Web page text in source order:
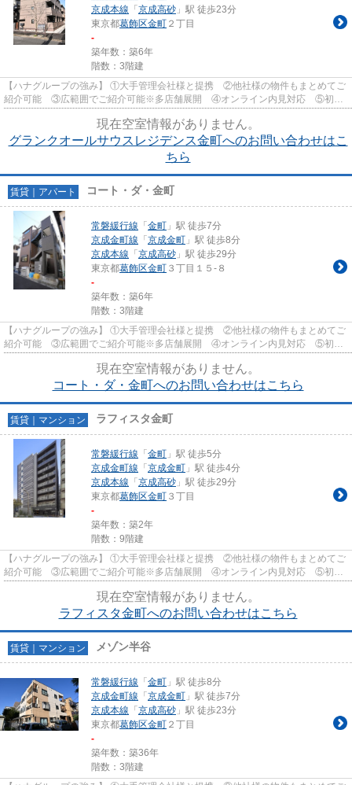
京成本線 「 京成高砂 」駅 徒歩23分
東京都葛飾区金町 ２丁目
-
築年数：築6年
階数：3階建
【ハナグループの強み】 ①大手管理会社様と提携 ②他社様の物件もまとめてご
紹介可能 ③広範囲でご紹介可能※多店舗展開 ④オンライン内見対応 ⑤初期
現在空室情報がありません。
グランクオールサウスレジデンス金町へのお問い合わせはこ
ちら
賃貸｜アパート コート・ダ・金町
常磐緩行線 「 金町 」駅 徒歩7分
京成金町線 「 京成金町 」駅 徒歩8分
京成本線 「 京成高砂 」駅 徒歩29分
東京都葛飾区金町 ３丁目１５-８
-
築年数：築6年
階数：3階建
【ハナグループの強み】 ①大手管理会社様と提携 ②他社様の物件もまとめてご
紹介可能 ③広範囲でご紹介可能※多店舗展開 ④オンライン内見対応 ⑤初期
現在空室情報がありません。
コート・ダ・金町へのお問い合わせはこちら
賃貸｜マンション ラフィスタ金町
常磐緩行線 「 金町 」駅 徒歩5分
京成金町線 「 京成金町 」駅 徒歩4分
京成本線 「 京成高砂 」駅 徒歩29分
東京都葛飾区金町 ３丁目
-
築年数：築2年
階数：9階建
【ハナグループの強み】 ①大手管理会社様と提携 ②他社様の物件もまとめてご
紹介可能 ③広範囲でご紹介可能※多店舗展開 ④オンライン内見対応 ⑤初期
現在空室情報がありません。
ラフィスタ金町へのお問い合わせはこちら
賃貸｜マンション メゾン半谷
常磐緩行線 「 金町 」駅 徒歩8分
京成金町線 「 京成金町 」駅 徒歩7分
京成本線 「 京成高砂 」駅 徒歩23分
東京都葛飾区金町 ２丁目
-
築年数：築36年
階数：3階建